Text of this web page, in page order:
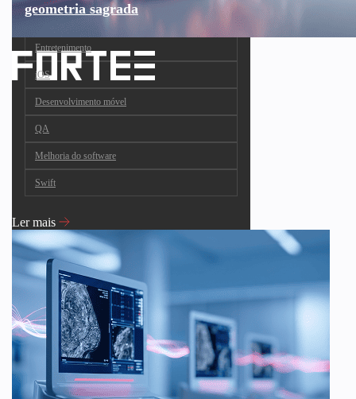
geometria sagrada
Entretenimento
iOS
Desenvolvimento móvel
QA
Melhoria do software
Swift
Ler mais